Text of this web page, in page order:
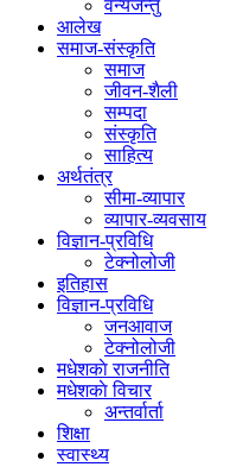
वन्यजन्तु
आलेख
समाज-संस्कृति
समाज
जीवन-शैली
सम्पदा
संस्कृति
साहित्य
अर्थतंत्र
सीमा-व्यापार
व्यापार-व्यवसाय
विज्ञान-प्रविधि
टेक्नोलोजी
इतिहास
विज्ञान-प्रविधि
जनआवाज
टेक्नोलोजी
मधेशकाे राजनीति
मधेशकाे विचार
अन्तर्वार्ता
शिक्षा
स्वास्थ्य